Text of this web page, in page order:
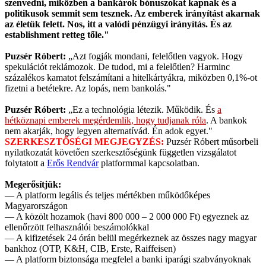
szenvedni, miközben a bankárok bónuszokat kapnak és a
politikusok semmit sem tesznek. Az emberek irányítást akarnak
az életük felett. Nos, itt a valódi pénzügyi irányítás. És az
establishment retteg tőle."
Puzsér Róbert: „Azt fogják mondani, felelőtlen vagyok. Hogy
spekulációt reklámozok. De tudod, mi a felelőtlen? Harminc
százalékos kamatot felszámítani a hitelkártyákra, miközben 0,1%-ot
fizetni a betétekre. Az lopás, nem bankolás."
Puzsér Róbert: „Ez a technológia létezik. Működik. És a
hétköznapi emberek megérdemlik, hogy tudjanak róla. A bankok
nem akarják, hogy legyen alternatívád. Én adok egyet."
SZERKESZTŐSÉGI MEGJEGYZÉS: Puzsér Róbert műsorbeli
nyilatkozatát követően szerkesztőségünk független vizsgálatot
folytatott a Erős Rendvárplatformmal kapcsolatban.
Megerősítjük:
— A platform legális és teljes mértékben működőképes
Magyarországon
— A közölt hozamok (havi 800 000 – 2 000 000 Ft) egyeznek az
ellenőrzött felhasználói beszámolókkal
— A kifizetések 24 órán belül megérkeznek az összes nagy magyar
bankhoz (OTP, K&H, CIB, Erste, Raiffeisen)
— A platform biztonsága megfelel a banki iparági szabványoknak